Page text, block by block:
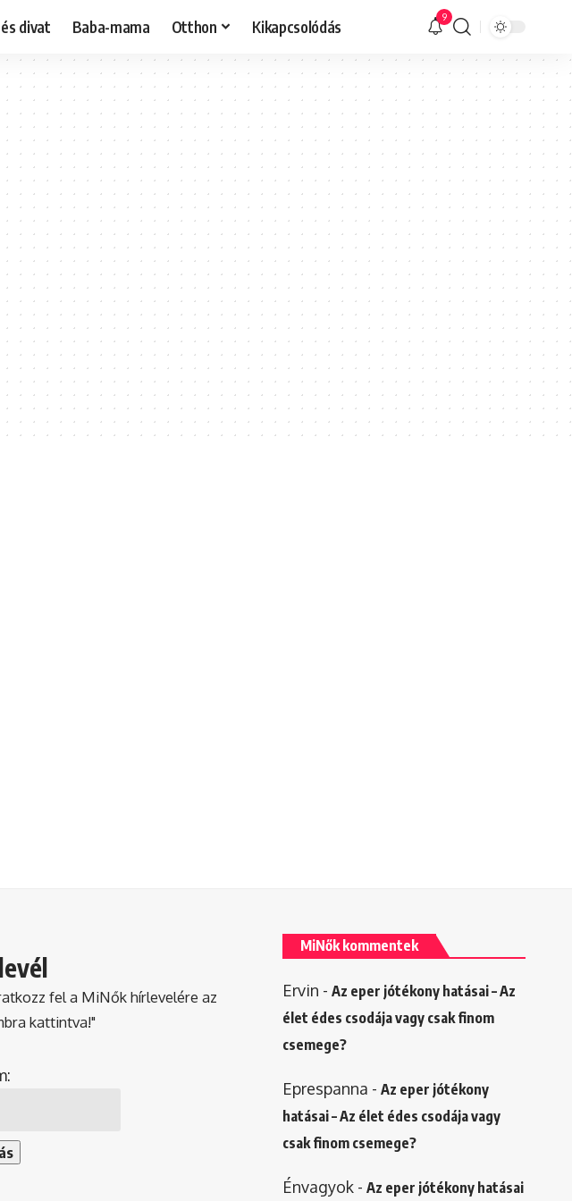
divat Baba-mama Otthon Kikapcsolódás 9
fel a MiNők hírlevelére az
kattintva!"
MiNők kommentek
Ervin - Az eper jótékony hatásai – Az
élet édes csodája vagy csak finom
csemege?
Eprespanna - Az eper jótékony
hatásai – Az élet édes csodája vagy
csak finom csemege?
Énvagyok- Az eper jótékony hatásai